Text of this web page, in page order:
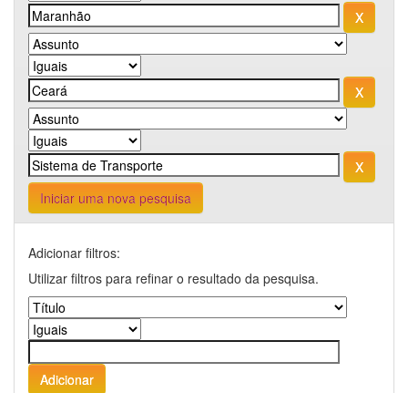
Iniciar uma nova pesquisa
Adicionar filtros:
Utilizar filtros para refinar o resultado da pesquisa.